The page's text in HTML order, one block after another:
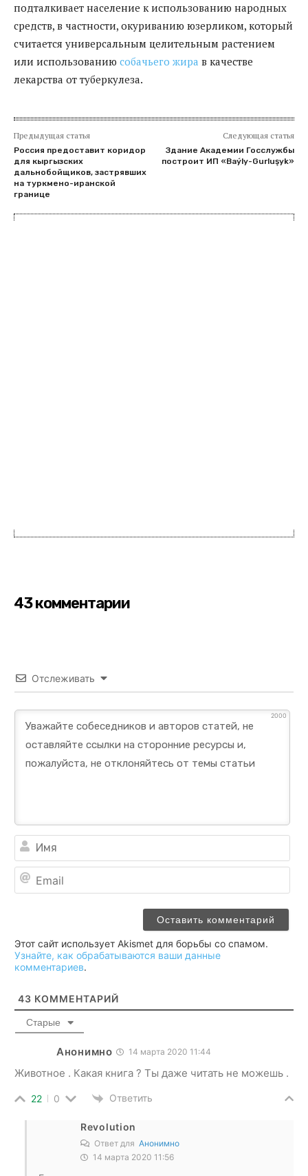
подталкивает население к использованию народных
средств, в частности, окуриванию юзерликом, который
считается универсальным целительным растением
или использованию собачьего жира в качестве
лекарства от туберкулеза.
Предыдущая статья
Россия предоставит коридор
для кыргызских
дальнобойщиков, застрявших
на туркмено-иранской
границе
Следующая статья
Здание Академии Госслужбы
построит ИП «Baýly-Gurluşyk»
43 комментарии
Отслеживать
2000
Этот сайт использует Akismet для борьбы со спамом.
Узнайте, как обрабатываются ваши данные
комментариев.
43 КОММЕНТАРИЙ
Старые
Анонимно 14 марта 2020 11:44
Животное . Какая книга ? Ты даже читать не можешь .
22 0 Ответить
Revolution
Ответ для Анонимно
14 марта 2020 11:56